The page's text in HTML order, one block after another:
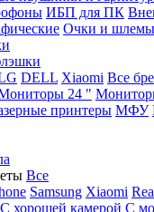
ИБП для ПК
Очки и
DELL Xiaomi Все
24 "
принтеры МФУ
Все
Samsung Xiaomi
С хорошей камерой С